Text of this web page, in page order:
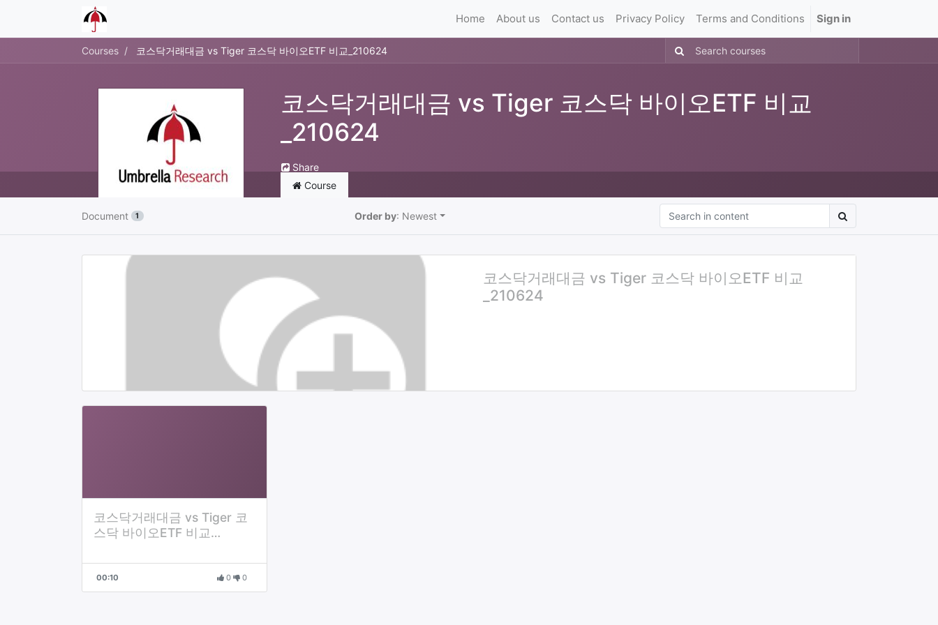
Home About us Contact us Privacy Policy Terms and Conditions Sign in
Courses 코스닥거래대금 vs Tiger 코스닥 바이오ETF 비교_210624
코스닥거래대금 vs Tiger 코스닥 바이오ETF 비교
_210624
Share
Course
Document 1 Order by: Newest
코스닥거래대금 vs Tiger 코스닥 바이오ETF 비교
_210624
코스닥거래대금 vs Tiger 코
스닥 바이오ETF 비교
00:10 0 0